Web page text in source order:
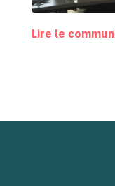
Lire le